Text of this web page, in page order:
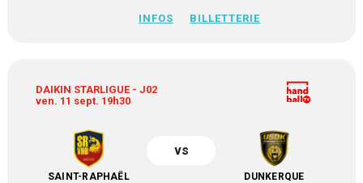
INFOS BILLETTERIE
DAIKIN STARLIGUE - J02
ven. 11 sept. 19h30
SAINT-RAPHAËL
vs
DUNKERQUE